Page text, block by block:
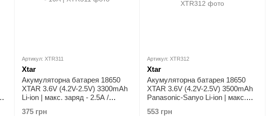
Артикул: XTR311
Xtar
Акумуляторна батарея 18650
XTAR 3.6V (4.2V-2.5V) 3300mAh
Li-ion | мaкс. заряд - 2.5А /
375 грн
Артикул: XTR312
Xtar
Акумуляторна батарея 18650
XTAR 3.6V (4.2V-2.5V) 3500mAh
Panasonic-Sanyo Li-ion | мaкс.
553 грн